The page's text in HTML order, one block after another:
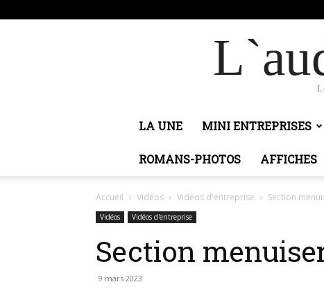
LA UNE MINI ENTREPRISES
ROMANS-PHOTOS AFFICHES
Accueil Vidéos Vidéos d'entreprise Section
Vidéos Vidéos d'entreprise
Section
9 mars 2023